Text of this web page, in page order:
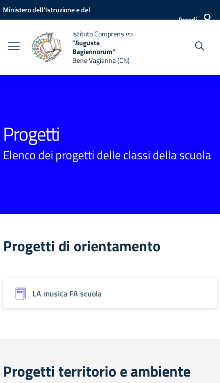
Vai ai contenuti
Vai al menu di navigazione
Vai al footer
Ministero dell'Istruzione e del
Accedi
Istituto Comprensivo
"Augusta
Bagiennorum"
Bene Vagienna (CN)
Progetti
Elenco dei progetti delle classi della scuola
Progetti di orientamento
LA musica FA scuola
Progetti territorio e ambiente